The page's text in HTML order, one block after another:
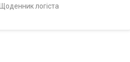
Щоденник логіста